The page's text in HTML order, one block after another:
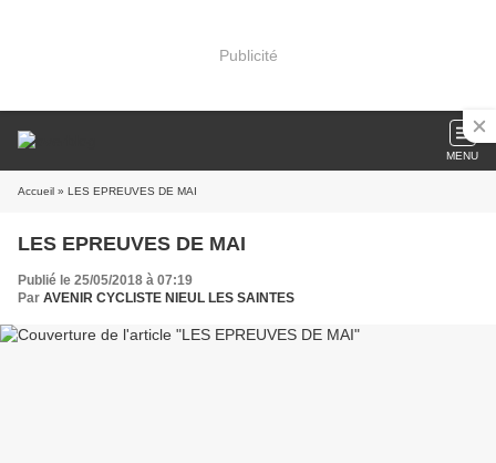
Publicité
MENU
Accueil » LES EPREUVES DE MAI
LES EPREUVES DE MAI
Publié le 25/05/2018 à 07:19
Par AVENIR CYCLISTE NIEUL LES SAINTES